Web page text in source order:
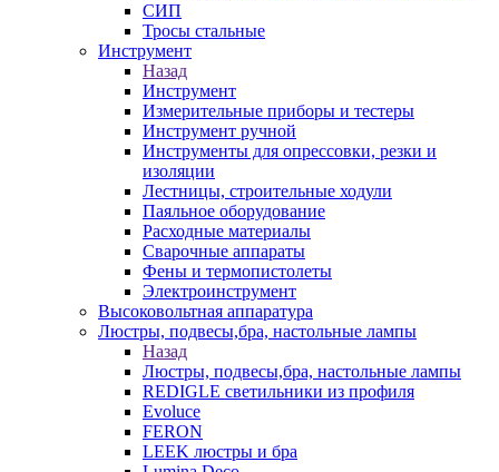
СИП
Тросы стальные
Инструмент
Назад
Инструмент
Измерительные приборы и тестеры
Инструмент ручной
Инструменты для опрессовки, резки и
изоляции
Лестницы, строительные ходули
Паяльное оборудование
Расходные материалы
Сварочные аппараты
Фены и термопистолеты
Электроинструмент
Высоковольтная аппаратура
Люстры, подвесы,бра, настольные лампы
Назад
Люстры, подвесы,бра, настольные лампы
REDIGLE светильники из профиля
Evoluce
FERON
LEEK люстры и бра